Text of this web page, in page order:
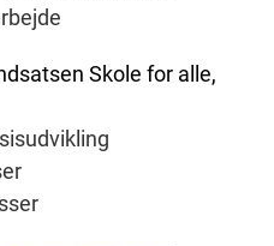
Skole for alle,